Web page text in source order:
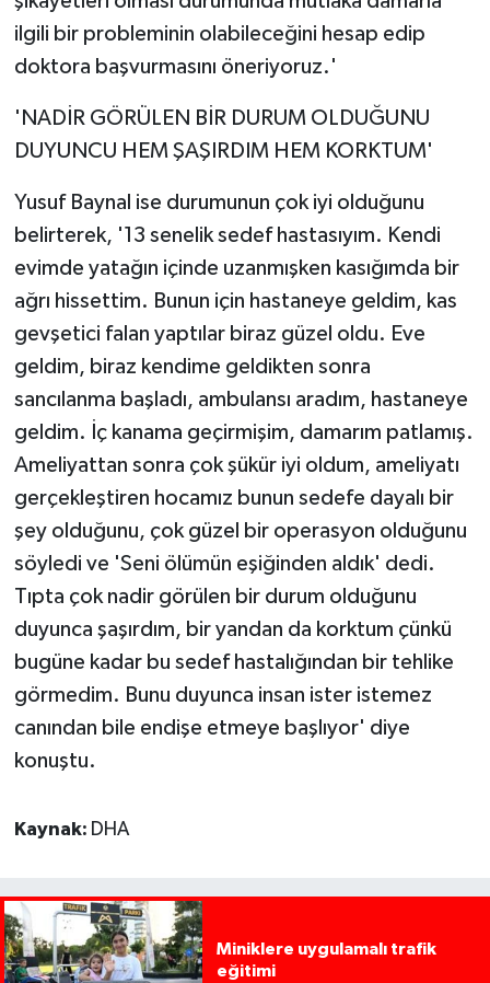
ilgili bir probleminin olabileceğini hesap edip
doktora başvurmasını öneriyoruz.'
'NADİR GÖRÜLEN BİR DURUM OLDUĞUNU
DUYUNCU HEM ŞAŞIRDIM HEM KORKTUM'
Yusuf Baynal ise durumunun çok iyi olduğunu
belirterek, '13 senelik sedef hastasıyım. Kendi
evimde yatağın içinde uzanmışken kasığımda bir
ağrı hissettim. Bunun için hastaneye geldim, kas
gevşetici falan yaptılar biraz güzel oldu. Eve
geldim, biraz kendime geldikten sonra
sancılanma başladı, ambulansı aradım, hastaneye
geldim. İç kanama geçirmişim, damarım patlamış.
Ameliyattan sonra çok şükür iyi oldum, ameliyatı
gerçekleştiren hocamız bunun sedefe dayalı bir
şey olduğunu, çok güzel bir operasyon olduğunu
söyledi ve 'Seni ölümün eşiğinden aldık' dedi.
Tıpta çok nadir görülen bir durum olduğunu
duyunca şaşırdım, bir yandan da korktum çünkü
bugüne kadar bu sedef hastalığından bir tehlike
görmedim. Bunu duyunca insan ister istemez
canından bile endişe etmeye başlıyor' diye
konuştu.
Kaynak: DHA
Miniklere uygulamalı trafik
eğitimi